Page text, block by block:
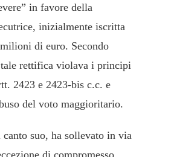
in favore della
inizialmente iscritta
di euro. Secondo
tale rettifica violava i principi
2423 e 2423-bis c.c. e
del voto maggioritario.
suo, ha sollevato in via
di compromesso